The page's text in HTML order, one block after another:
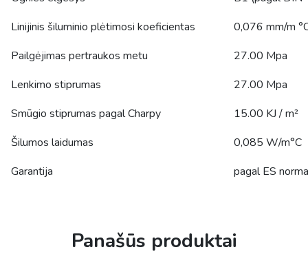
Linijinis šiluminio plėtimosi koeficientas
0,076 mm/m
Pailgėjimas pertraukos metu
27.00 Mpa
Lenkimo stiprumas
27.00 Mpa
Smūgio stiprumas pagal Charpy
15.00 KJ / m²
Šilumos laidumas
0,085 W/m°C
Garantija
pagal ES
Panašūs produktai